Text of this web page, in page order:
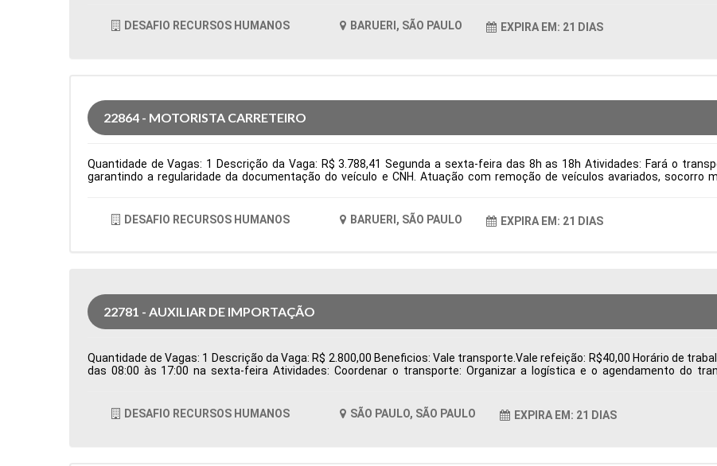
DESAFIO RECURSOS HUMANOS
BARUERI, SÃO PAULO EXPIRA EM: 21 DIAS
22864 - MOTORISTA CARRETEIRO
Quantidade de Vagas: 1 Descrição da Vaga: R$ 3.788,41 Segunda a sexta-feira das 8h as 18h Atividades: Fará o
garantindo a regularidade da documentação do veículo e CNH. Atuação com remoção de veículos avariados,
DESAFIO RECURSOS HUMANOS
BARUERI, SÃO PAULO EXPIRA EM: 21 DIAS
22781 - AUXILIAR DE IMPORTAÇÃO
Quantidade de Vagas: 1 Descrição da Vaga: R$ 2.800,00 Beneficios: Vale transporte.Vale refeição: R$40,00 Horário de
das 08:00 às 17:00 na sexta-feira Atividades: Coordenar o transporte: Organizar a logística e o agendamento do
logísticos, como erros em agendamentos ou documentos Tipo de contratação: CLT Cidade: São Paulo, SP, Brasil
Formação Acadêmica: Características Comportamentais:
DESAFIO RECURSOS HUMANOS SÃO PAULO, SÃO PAULO EXPIRA EM: 21 DIAS